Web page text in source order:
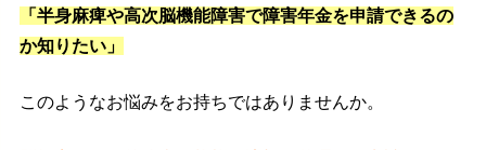
「半身麻痺や高次脳機能障害で障害年金を申請できるの
か知りたい」
このようなお悩みをお持ちではありませんか。